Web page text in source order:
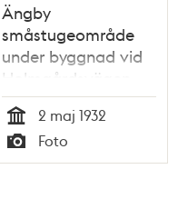
Ängby
småstugeområde
under byggnad vid
Holmgårdsvägen,
från Ängbyvägen
mot Stora Ängby
gård
Tid
2 maj 1932
Typ
Foto